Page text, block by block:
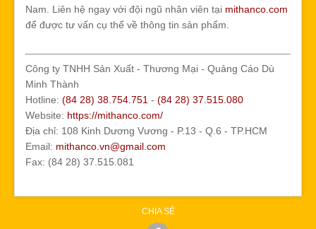
Nam. Liên hệ ngay với đội ngũ nhân viên tại mithanco.com
để được tư vấn cụ thể về thông tin sản phẩm.
Công ty TNHH Sản Xuất - Thương Mại - Quảng Cáo Dù
Minh Thành
Hotline: (84 28) 38.754.751 - (84 28) 37.515.080
Website: https://mithanco.com/
Địa chỉ: 108 Kinh Dương Vương - P.13 - Q.6 - TP.HCM
Email: mithanco.vn@gmail.com
Fax: (84 28) 37.515.081
CHIA SẺ